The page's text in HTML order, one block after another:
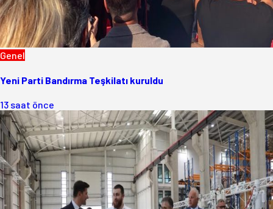
Genel
Yeni Parti Bandırma Teşkilatı kuruldu
13 saat önce